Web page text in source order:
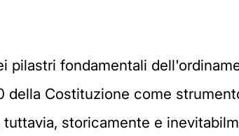
pilastri fondamentali
Costituzione come
storicamente e